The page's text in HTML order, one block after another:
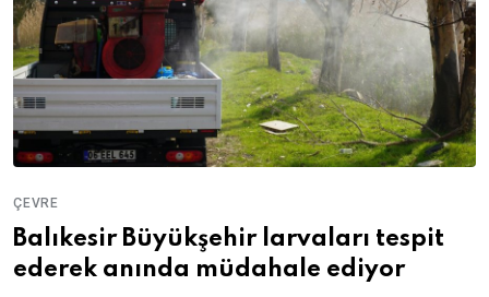
ÇEVRE
Balıkesir Büyükşehir larvaları tespit
ederek anında müdahale ediyor